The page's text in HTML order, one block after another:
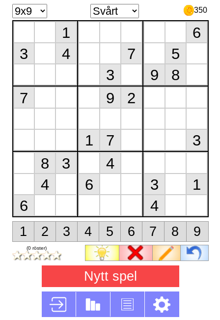
350
1
3
4
7
3
6
5
9
8
7
9 2
1 7
3
8
3
4
6
4
6
3
1
4
1 2 3 4 5 6 7 8 9
(0 röster)
Nytt spel